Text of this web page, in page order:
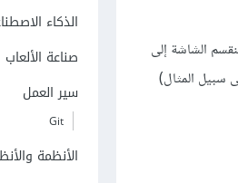
الشاشة إلى
سبيل المثال)
الذكاء
صناعة الألعاب
سير العمل
Git
الأنظمة